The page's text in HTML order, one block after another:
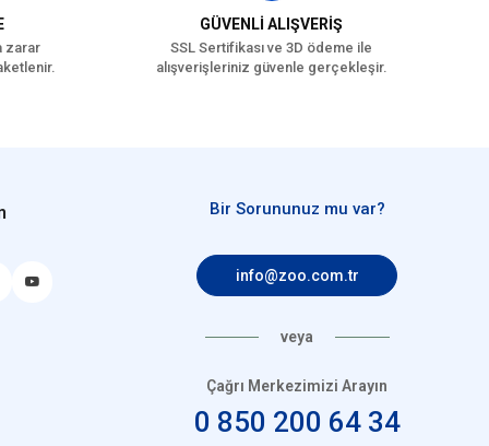
zarar
GÜVENLİ ALIŞVERİŞ
SSL Sertifikası ve 3D ödeme ile
alışverişleriniz güvenle gerçekleşir.
Bir Sorununuz mu var?
info@zoo.com.tr
veya
Çağrı Merkezimizi Arayın
0 850 200 64 34